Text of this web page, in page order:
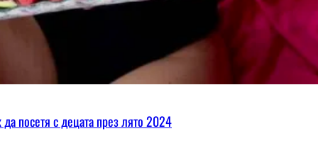
посетя с децата през лято 2024